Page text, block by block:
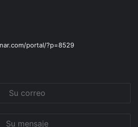
portal/?p=8529